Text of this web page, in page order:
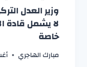
وزير العدل
لا يشمل قادة
خاصة
مبارك الهاجري